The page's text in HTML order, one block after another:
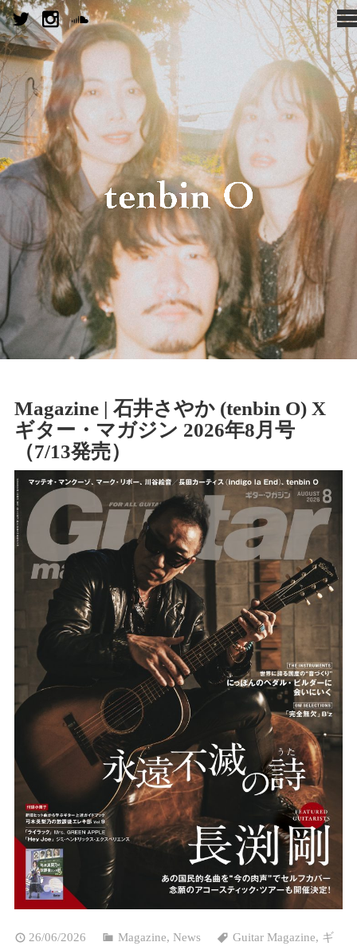
Magazine | 石井さやか (tenbin O) X
ギター・マガジン 2026年8月号
（7/13発売）
26/06/2026 Magazine, News Guitar Magazine, ギ